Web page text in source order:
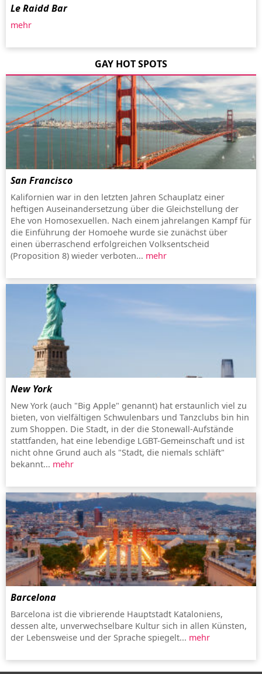
Le Raidd Bar
mehr
GAY HOT SPOTS
San Francisco
Kalifornien war in den letzten Jahren Schauplatz einer
heftigen Auseinandersetzung über die Gleichstellung der
Ehe von Homosexuellen. Nach einem jahrelangen Kampf für
die Einführung der Homoehe wurde sie zunächst über
einen überraschend erfolgreichen Volksentscheid
(Proposition 8) wieder verboten... mehr
New York
New York (auch "Big Apple" genannt) hat erstaunlich viel zu
bieten, von vielfältigen Schwulenbars und Tanzclubs bin hin
zum Shoppen. Die Stadt, in der die Stonewall-Aufstände
stattfanden, hat eine lebendige LGBT-Gemeinschaft und ist
nicht ohne Grund auch als "Stadt, die niemals schläft"
bekannt... mehr
Barcelona
Barcelona ist die vibrierende Hauptstadt Kataloniens,
dessen alte, unverwechselbare Kultur sich in allen Künsten,
der Lebensweise und der Sprache spiegelt... mehr